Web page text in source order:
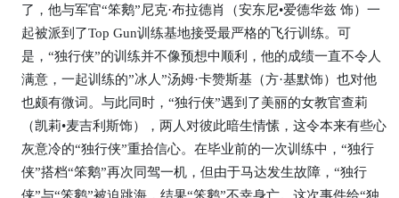
了，他与军官“笨鹅”尼克·布拉德肖（安东尼•爱德华兹 饰）一
起被派到了Top Gun训练基地接受最严格的飞行训练。可
是，“独行侠”的训练并不像预想中顺利，他的成绩一直不令人
满意，一起训练的”冰人”汤姆·卡赞斯基（方·基默饰）也对他
也颇有微词。与此同时，“独行侠”遇到了美丽的女教官查莉
（凯莉•麦吉利斯饰），两人对彼此暗生情愫，这令本来有些心
灰意冷的“独行侠”重拾信心。在毕业前的一次训练中，“独行
侠”搭档“笨鹅”再次同驾一机，但由于马达发生故障，“独行
侠”与“笨鹅”被迫跳海，结果“笨鹅”不幸身亡。这次事件给“独